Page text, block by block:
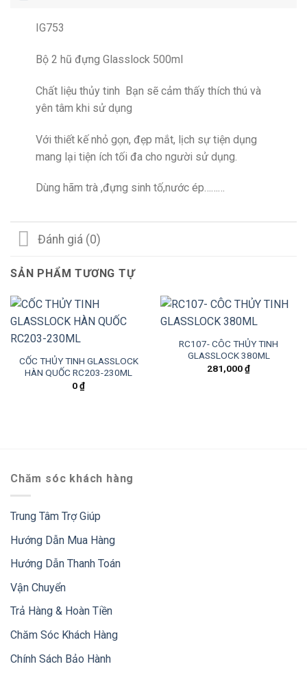
IG753
Bộ 2 hũ đựng Glasslock 500ml
Chất liệu thủy tinh Bạn sẽ cảm thấy thích thú và
yên tâm khi sử dụng
Với thiết kế nhỏ gọn, đẹp mắt, lịch sự tiện dụng
mang lại tiện ích tối đa cho người sử dụng.
Dùng hãm trà ,đựng sinh tố,nước ép………
Đánh giá (0)
SẢN PHẨM TƯƠNG TỰ
CỐC THỦY TINH GLASSLOCK
HÀN QUỐC RC203-230ML
0₫
RC107- CÔC THỦY TINH
GLASSLOCK 380ML
281,000₫
Chăm sóc khách hàng
Trung Tâm Trợ Giúp
Hướng Dẫn Mua Hàng
Hướng Dẫn Thanh Toán
Vận Chuyển
Trả Hàng & Hoàn Tiền
Chăm Sóc Khách Hàng
Chính Sách Bảo Hành